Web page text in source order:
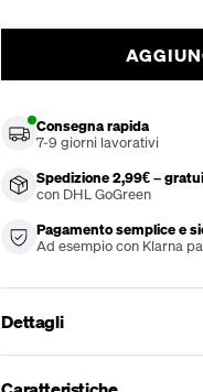
Consegna rapida
7-9giorni lavorativi
Spedizione 2,99€ –
con DHL GoGreen
Pagamento semplice e
Ad esempio con Klarna
Dettagli